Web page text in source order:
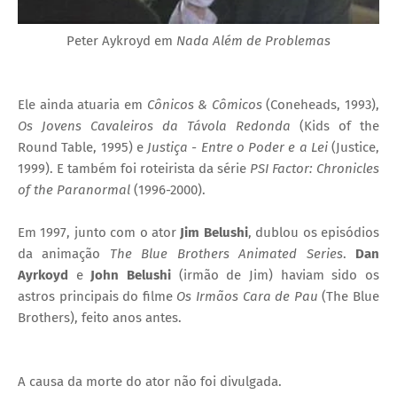
Peter Aykroyd em Nada Além de Problemas
Ele ainda atuaria em Cônicos & Cômicos(Coneheads, 1993),
Os Jovens Cavaleiros da Távola Redonda (Kids of the
Round Table, 1995) e Justiça - Entre o Poder e a Lei(Justice,
1999). E também foi roteirista da série PSI Factor: Chronicles
of the Paranormal (1996-2000).
Em 1997, junto com o ator Jim Belushi, dublou os episódios
da animação The Blue Brothers Animated Series. Dan
Ayrkoyd e John Belushi (irmão de Jim) haviam sido os
astros principais do filme Os Irmãos Cara de Pau (The Blue
Brothers), feito anos antes.
A causa da morte do ator não foi divulgada.